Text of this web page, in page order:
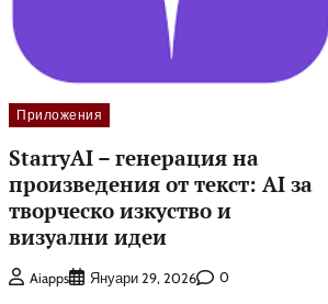
Приложения
StarryAI – генерация на
произведения от текст: AI за
творческо изкуство и
визуални идеи
Aiapps Януари 29, 2026 0